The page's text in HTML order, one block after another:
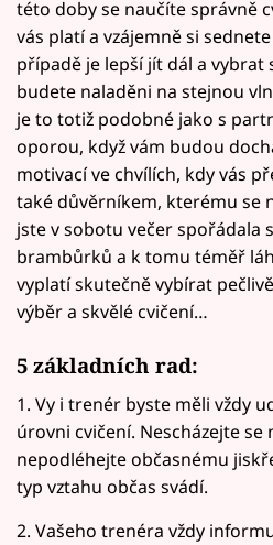
této doby se naučíte správně
vás platí a vzájemně si
případě je lepší jít dál a vybrat
budete naladěni na stejnou
je to totiž podobné jako s
oporou, když vám budou
motivací ve chvílích, kdy vás
také důvěrníkem, kterému se
jste v sobotu večer spořádala
brambůrků a k tomu téměř
vyplatí skutečně vybírat
výběr a skvělé cvičení…
5 základních rad:
1. Vy i trenér byste měli vždy
úrovni cvičení. Nescházejte
nepodléhejte občasnému
typ vztahu občas svádí.
2. Vašeho trenéra vždy